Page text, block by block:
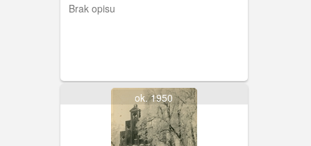
Brak opisu
ok. 1950